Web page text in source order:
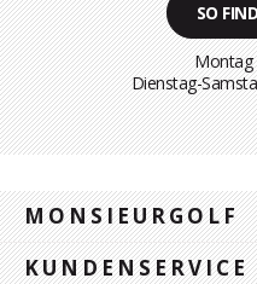
SO
Montag
Dienstag-
MONSIEURGOLF
KUNDENSERVICE